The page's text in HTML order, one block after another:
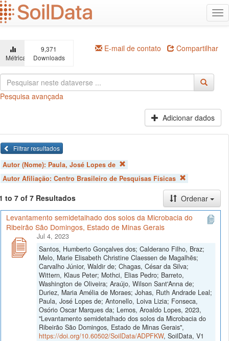
Ir
para
o
principal
Métricas
9,371
Downloads
E-mail de contato Compartilhar
Pesquisa avançada
Adicionar dados
Filtrar resultados
Autor (Nome): Paula, José Lopes de
Autor Afiliação: Centro Brasileiro de Pesquisas Físicas
to 7 of 7 Resultados
Ordenar
Levantamento semidetalhado dos solos da Microbacia do
Ribeirão São Domingos, Estado de Minas Gerais
Jul 4, 2023
Santos, Humberto Gonçalves dos; Calderano Filho, Braz;
Melo, Marie Elisabeth Christine Claessen de Magalhẽs;
Carvalho Júnior, Waldir de; Chagas, César da Silva;
Wittern, Klaus Peter; Mothci, Elias Pedro; Barreto,
Washington de Oliveira; Araújo, Wilson Sant'Anna de;
Duriez, Maria Amélia de Moraes; Johas, Ruth Andrade Leal;
Paula, José Lopes de; Antonello, Loiva Lizia; Fonseca,
Osório Oscar Marques da; Lemos, Aroaldo Lopes, 2023,
"Levantamento semidetalhado dos solos da Microbacia do
Ribeirão São Domingos, Estado de Minas Gerais",
https://doi.org/10.60502/SoilData/ADPFKW, SoilData, V1